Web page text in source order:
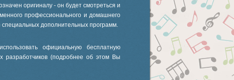
оригиналу - он будет смотреться и
профессионального и домашнего
специальных дополнительных программ.
официальную бесплатную
разработчиков (подробнее об этом Вы